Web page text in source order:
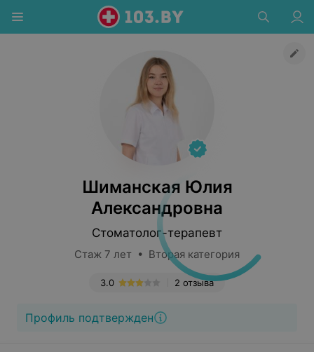
Шиманская Юлия
Александровна
Стоматолог-терапевт
Стаж 7 лет • Вторая категория
2 отзыва
3.0
Профиль подтвержден